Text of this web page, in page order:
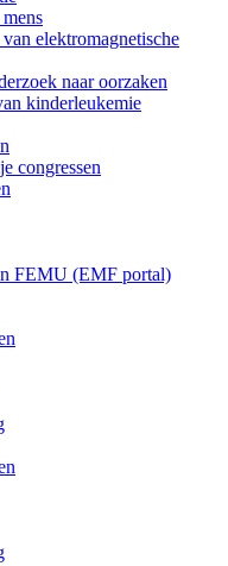
elektromagnetische
naar oorzaken
kinderleukemie
congressen
FEMU (EMF portal)